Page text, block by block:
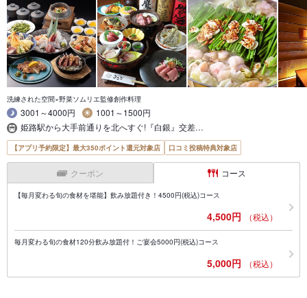
洗練された空間×野菜ソムリエ監修創作料理
3001～4000円
1001～1500円
姫路駅から大手前通りを北へすぐ!『白銀』交差…
【アプリ予約限定】最大350ポイント還元対象店 口コミ投稿特典対象店
クーポン コース
【毎月変わる旬の食材を堪能】飲み放題付き！4500円(税込)コース
4,500円 （税込）
毎月変わる旬の食材120分飲み放題付！ご宴会5000円(税込)コース
5,000円 （税込）